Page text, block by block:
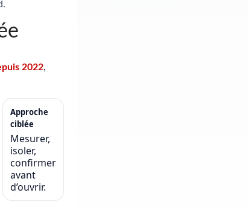
2022,
Approche
ciblée
Mesurer,
isoler,
confirmer
avant
d’ouvrir.